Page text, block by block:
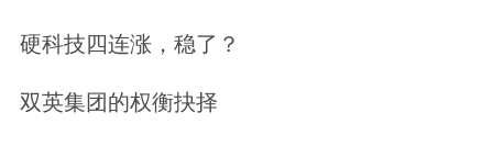
工业和信息化部数据显示，2026年一季
度，国内造船完工量1568万载重吨，同
硬科技四连涨，稳了？
双英集团的权衡抉择